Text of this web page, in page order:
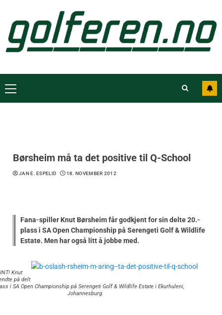
Børsheim må ta det positive til Q-School
JAN E. ESPELID 18. NOVEMBER 2012
Fana-spiller Knut Børsheim får godkjent for sin delte 20.-
plass i SA Open Championship på Serengeti Golf & Wildlife
Estate. Men har også litt å jobbe med.
Knut
på delt
i SA Open Championship på Serengeti Golf & Wildlife Estate i Ekurhuleni,
Johannesburg.